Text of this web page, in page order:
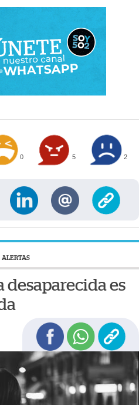
0 5 2
ALERTAS
desaparecida es